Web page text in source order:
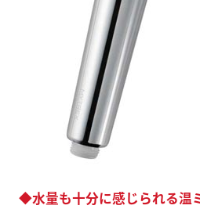
◆水量も十分に感じられる温